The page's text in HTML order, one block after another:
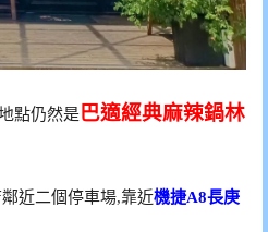
點仍然是巴適經典麻辣鍋林
近二個停車場,靠近機捷A8長庚